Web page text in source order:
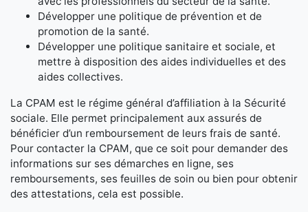
Développer une politique de prévention et de
promotion de la santé.
Développer une politique sanitaire et sociale, et
mettre à disposition des aides individuelles et des
aides collectives.
La CPAM est le régime général d’affiliation à la Sécurité
sociale. Elle permet principalement aux assurés de
bénéficier d’un remboursement de leurs frais de santé.
Pour contacter la CPAM, que ce soit pour demander des
informations sur ses démarches en ligne, ses
remboursements, ses feuilles de soin ou bien pour obtenir
des attestations, cela est possible.